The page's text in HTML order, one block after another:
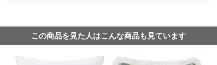
この商品を見た人はこんな商品も見ています